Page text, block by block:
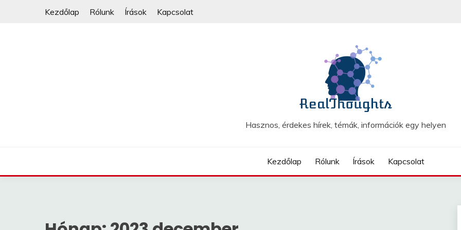
Kezdőlap Rólunk Írások Kapcsolat
Hasznos, érdekes hírek, témák, információk egy helyen
Kezdőlap Rólunk Írások Kapcsolat